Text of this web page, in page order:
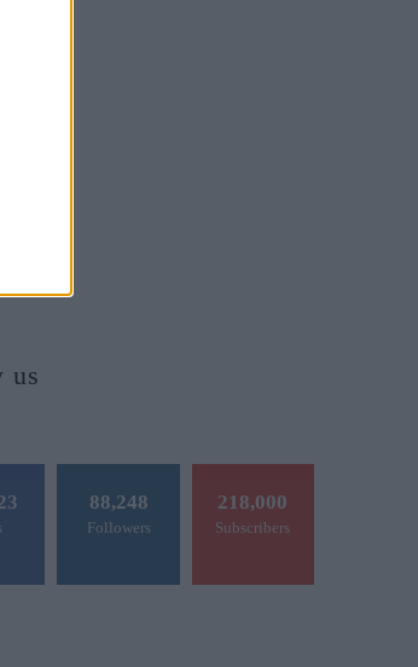
us
88,248
Followers
218,000
Subscribers